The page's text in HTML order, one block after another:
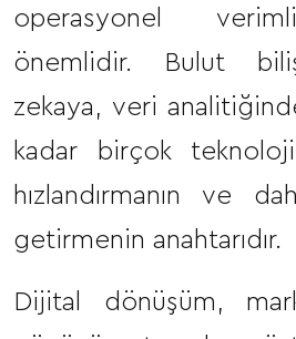
operasyonel
önemlidir. Bulut
zekaya, veri
kadar birçok
hızlandırmanın ve
getirmenin anahtarıdır.
Dijital dönüşüm,